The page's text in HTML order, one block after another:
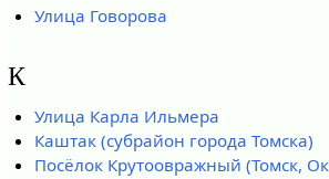
Улица Говорова
К
Улица Карла Ильмера
Каштак (субрайон города Томска)
Посёлок Крутоовражный (Томск,